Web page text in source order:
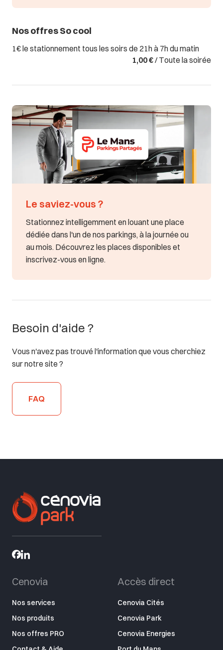
Nos offres So cool
1€ le stationnement tous les soirs de 21h à 7h du matin
1,00 €/ Toute la soirée
Le saviez-vous ?
Stationnez intelligemment en louant une place
dédiée dans l'un de nos parkings, à la journée ou
au mois. Découvrez les places disponibles et
inscrivez-vous en ligne.
Besoin d'aide ?
Vous n'avez pas trouvé l'information que vous cherchiez
sur notre site ?
FAQ
Cenovia
Nos services
Nos produits
Nos offres PRO
Accès direct
Cenovia Cités
Cenovia Park
Cenovia Energies